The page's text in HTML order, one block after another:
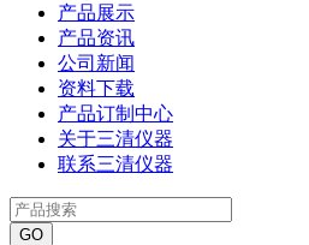
产品展示
产品资讯
公司新闻
资料下载
产品订制中心
关于三清仪器
联系三清仪器